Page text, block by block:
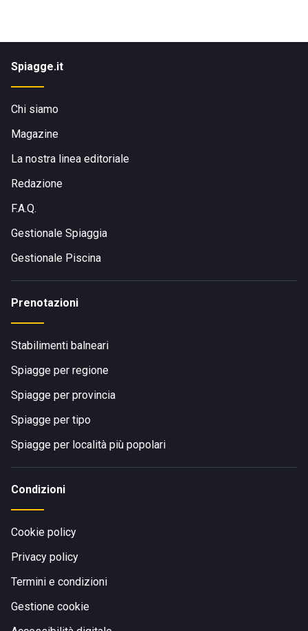
Spiagge.it
Chi siamo
Magazine
La nostra linea editoriale
Redazione
F.A.Q.
Gestionale Spiaggia
Gestionale Piscina
Prenotazioni
Stabilimenti balneari
Spiagge per regione
Spiagge per provincia
Spiagge per tipo
Spiagge per località più popolari
Condizioni
Cookie policy
Privacy policy
Termini e condizioni
Gestione cookie